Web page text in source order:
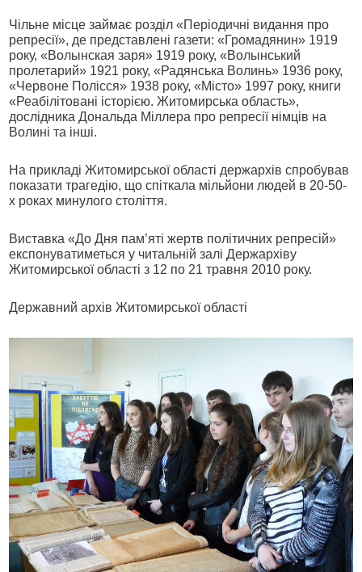
Чільне місце займає розділ «Періодичні видання про
репресії», де представлені газети: «Громадянин» 1919
року, «Волынская заря» 1919 року, «Волынський
пролетарий» 1921 року, «Радянська Волинь» 1936 року,
«Червоне Полісся» 1938 року, «Місто» 1997 року, книги
«Реабілітовані історією. Житомирська область»,
дослідника Дональда Міллера про репресії німців на
Волині та інші.
На прикладі Житомирської області держархів спробував
показати трагедію, що спіткала мільйони людей в 20-50-
х роках минулого століття.
Виставка «До Дня пам’яті жертв політичних репресій»
експонуватиметься у читальній залі Держархіву
Житомирської області з 12 по 21 травня 2010 року.
Державний архів Житомирської області